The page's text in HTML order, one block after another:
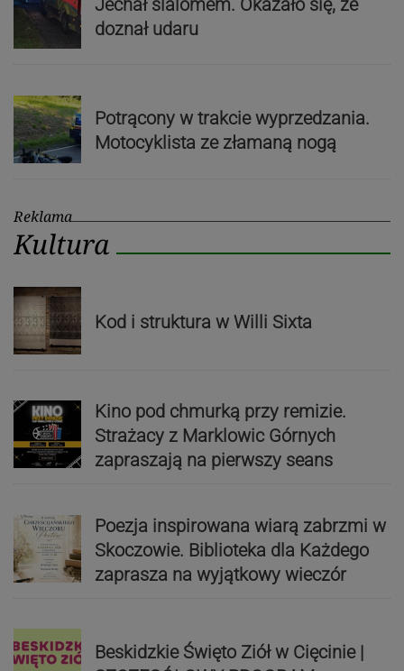
Jechał slalomem. Okazało się, że
doznał udaru
Potrącony w trakcie wyprzedzania.
Motocyklista ze złamaną nogą
Reklama
Kultura
Kod i struktura w Willi Sixta
Kino pod chmurką przy remizie.
Strażacy z Marklowic Górnych
zapraszają na pierwszy seans
Poezja inspirowana wiarą zabrzmi w
Skoczowie. Biblioteka dla Każdego
zaprasza na wyjątkowy wieczór
Beskidzkie Święto Ziół w Cięcinie |